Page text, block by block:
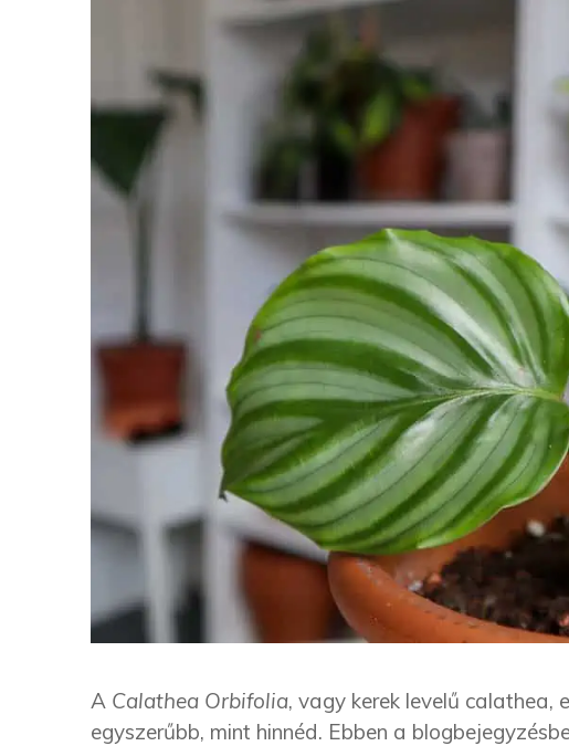
A Calathea Orbifolia, vagy kerek levelű calathea,
egyszerűbb, mint hinnéd. Ebben a